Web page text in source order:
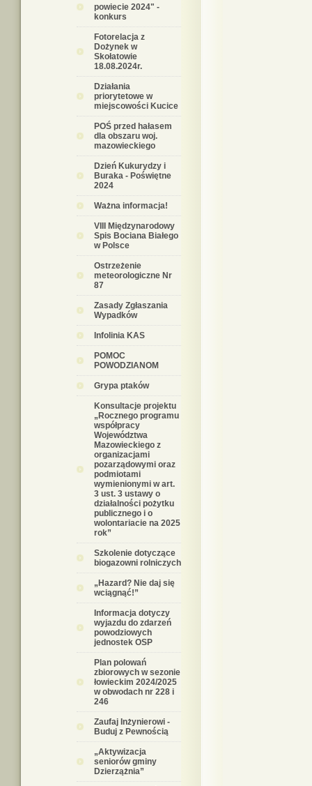
powiecie 2024" -
konkurs
Fotorelacja z
Dożynek w
Skołatowie
18.08.2024r.
Działania
priorytetowe w
miejscowości Kucice
POŚ przed hałasem
dla obszaru woj.
mazowieckiego
Dzień Kukurydzy i
Buraka - Poświętne
2024
Ważna informacja!
VIII Międzynarodowy
Spis Bociana Białego
w Polsce
Ostrzeżenie
meteorologiczne Nr
87
Zasady Zgłaszania
Wypadków
Infolinia KAS
POMOC
POWODZIANOM
Grypa ptaków
Konsultacje projektu
„Rocznego programu
współpracy
Województwa
Mazowieckiego z
organizacjami
pozarządowymi oraz
podmiotami
wymienionymi w art.
3 ust. 3 ustawy o
działalności pożytku
publicznego i o
wolontariacie na 2025
rok”
Szkolenie dotyczące
biogazowni rolniczych
„Hazard? Nie daj się
wciągnąć!”
Informacja dotyczy
wyjazdu do zdarzeń
powodziowych
jednostek OSP
Plan polowań
zbiorowych w sezonie
łowieckim 2024/2025
w obwodach nr 228 i
246
Zaufaj Inżynierowi -
Buduj z Pewnością
„Aktywizacja
seniorów gminy
Dzierzążnia”